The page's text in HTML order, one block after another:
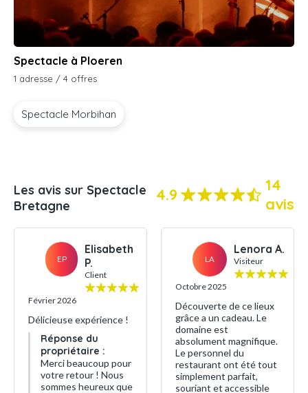
Spectacle à Ploeren
1 adresse / 4 offres
Spectacle Morbihan
Les avis sur Spectacle
Bretagne
4.9
14
avis
EP
Elisabeth
P.
Client
Février 2026
Délicieuse expérience !
Réponse du
propriétaire :
Merci beaucoup pour
votre retour ! Nous
sommes heureux que
LA
Lenora A.
Visiteur
Octobre 2025
Découverte de ce lieux
grâce a un cadeau. Le
domaine est
absolument magnifique.
Le personnel du
restaurant ont été tout
simplement parfait,
souriant et accessible